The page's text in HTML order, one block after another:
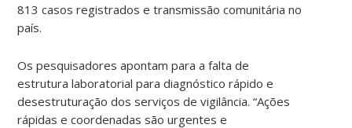
813 casos registrados e transmissão comunitária no
país.
Os pesquisadores apontam para a falta de
estrutura laboratorial para diagnóstico rápido e
desestruturação dos serviços de vigilância. “Ações
rápidas e coordenadas são urgentes e